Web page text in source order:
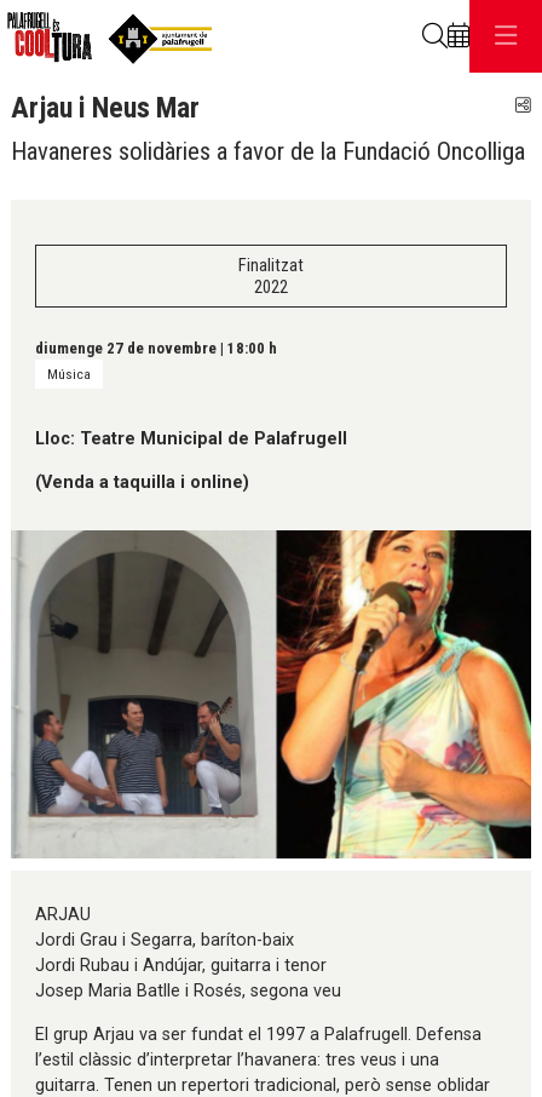
Arjau i Neus Mar
Havaneres solidàries a favor de la Fundació Oncolliga
Finalitzat
2022
diumenge 27 de novembre | 18:00 h
Música
Lloc: Teatre Municipal de Palafrugell
(Venda a taquilla i online)
ARJAU
Jordi Grau i Segarra, baríton-baix
Jordi Rubau i Andújar, guitarra i tenor
Josep Maria Batlle i Rosés, segona veu
El grup Arjau va ser fundat el 1997 a Palafrugell. Defensa
l’estil clàssic d’interpretar l’havanera: tres veus i una
guitarra. Tenen un repertori tradicional, però sense oblidar